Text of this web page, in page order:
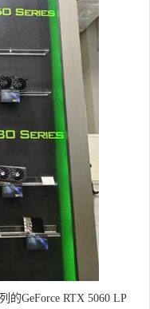
的GeForce RTX 5060 LP